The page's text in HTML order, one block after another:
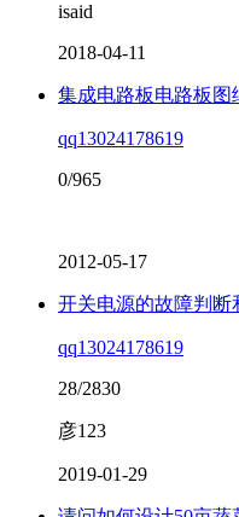
isaid
2018-04-11
集成电路板电路板图
qq13024178619
0/965
2012-05-17
开关电源的故障判断
qq13024178619
28/2830
彦123
2019-01-29